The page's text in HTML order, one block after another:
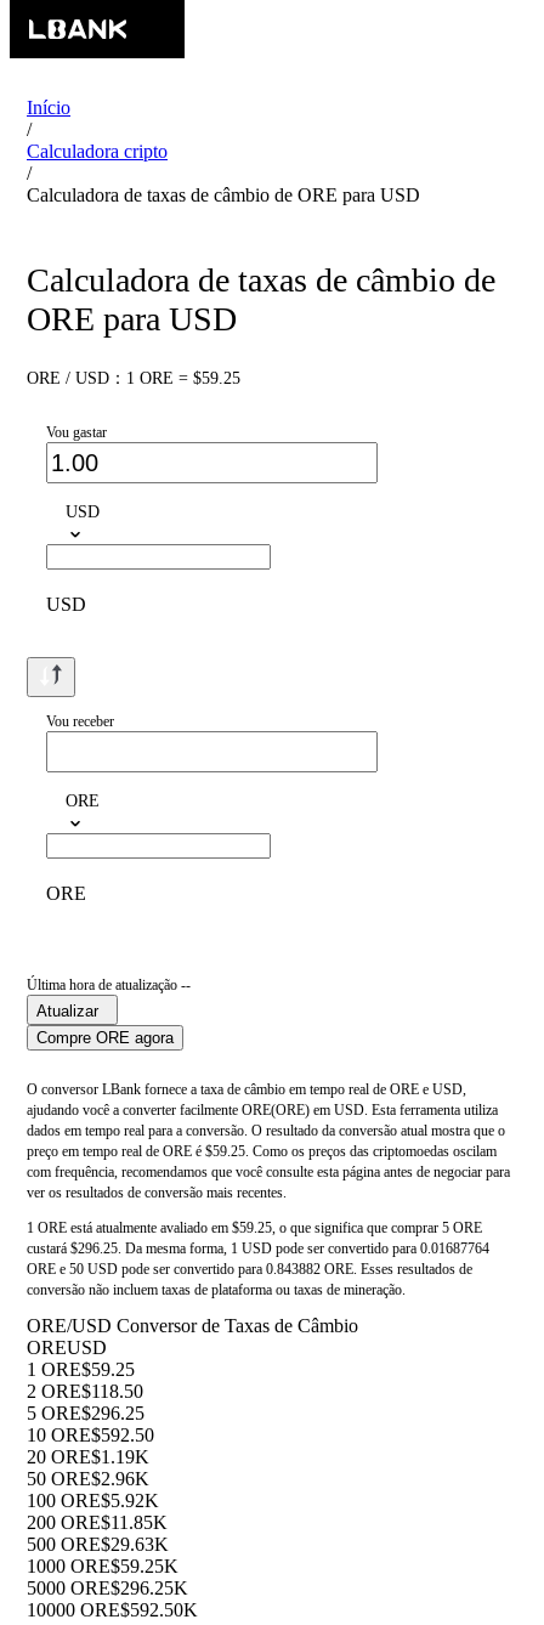
Início
/
Calculadora cripto
/
Calculadora de taxas de câmbio de ORE para USD
Calculadora de taxas de câmbio de
ORE para USD
ORE / USD：1 ORE = $59.25
Vou gastar
USD
USD
Vou receber
ORE
ORE
Última hora de atualização --
Atualizar
Compre ORE agora
O conversor LBank fornece a taxa de câmbio em tempo real de ORE e USD,
ajudando você a converter facilmente ORE(ORE) em USD. Esta ferramenta utiliza
dados em tempo real para a conversão. O resultado da conversão atual mostra que o
preço em tempo real de ORE é $59.25. Como os preços das criptomoedas oscilam
com frequência, recomendamos que você consulte esta página antes de negociar para
ver os resultados de conversão mais recentes.
1 ORE está atualmente avaliado em $59.25, o que significa que comprar 5 ORE
custará $296.25. Da mesma forma, 1 USD pode ser convertido para 0.01687764
ORE e 50 USD pode ser convertido para 0.843882 ORE. Esses resultados de
conversão não incluem taxas de plataforma ou taxas de mineração.
ORE/USD Conversor de Taxas de Câmbio
OREUSD
1 ORE$59.25
2 ORE$118.50
5 ORE$296.25
10 ORE$592.50
20 ORE$1.19K
50 ORE$2.96K
100 ORE$5.92K
200 ORE$11.85K
500 ORE$29.63K
1000 ORE$59.25K
5000 ORE$296.25K
10000 ORE$592.50K